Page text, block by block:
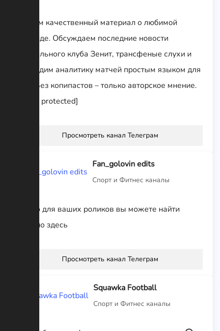
Пишем качественный материал о любимой
команде. Обсуждаем последние новости
футбольного клуба Зенит, трансфеные слухи и
проводим аналитику матчей простым языком для
Вас! Без копипастов – только авторское мнение.
[email protected]
Просмотреть канал Телеграм
Fan_golovin edits
Спорт и Фитнес каналы
Видео для ваших роликов вы можете найти
именно здесь
Просмотреть канал Телеграм
Squawka Football
Спорт и Фитнес каналы